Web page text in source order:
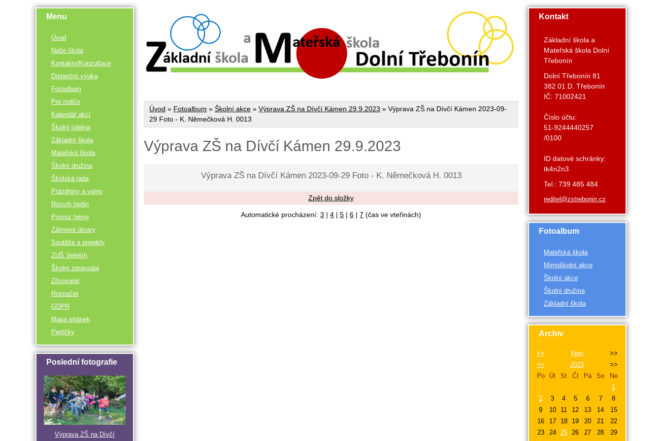
Menu
Úvod
Naše škola
Kontakty/Konzultace
Distanční výuka
Fotoalbum
Pro rodiče
Kalendář akcí
Školní jídelna
Základní škola
Mateřská škola
Školní družina
Školská rada
Prázdniny a volno
Rozvrh hodin
Provoz herny
Zájmové útvary
Soutěže a projekty
ZUŠ Velešín
Školní zpravodaj
Zřizovatel
Rozpočet
GDPR
Mapa stránek
Perličky
Poslední fotografie
Výprava ZŠ na Dívčí
Úvod » Fotoalbum » Školní akce » Výprava ZŠ na Dívčí Kámen 29.9.2023 » Výprava ZŠ na Dívčí Kámen 2023-09-
29 Foto - K. Němečková H. 0013
Výprava ZŠ na Dívčí Kámen 29.9.2023
Výprava ZŠ na Dívčí Kámen 2023-09-29 Foto - K. Němečková H. 0013
Zpět do složky
Automatické procházení: 3 | 4 | 5 | 6 | 7 (čas ve vteřinách)
Kontakt
Základní škola a
Mateřská škola Dolní
Třebonín
Dolní Třebonín 81
382 01 D. Třebonín
IČ: 71002421
Číslo účtu:
51-9244440257
/0100
ID datové schránky:
tk4n2n3
Tel.: 739 485 484
reditel@zstrebonin.cz
Fotoalbum
Mateřská škola
Mimoškolní akce
Školní akce
Školní družina
Základní škola
Archiv
<< říjen
>>
<<
2023
>>
Po
Út St Čt Pá So
Ne
1
2
3 4 5 6 7
8
9
10 11 12 13 14
15
16
17 18 19 20 21
22
23
24 25 26 27 28
29